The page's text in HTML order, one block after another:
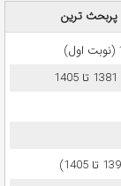
پربحث ترین